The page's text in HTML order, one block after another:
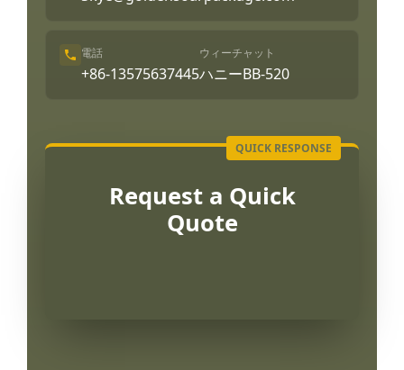
電話
+86-13575637445
ウィーチャット
ハニーBB-520
Request a Quick
Quote